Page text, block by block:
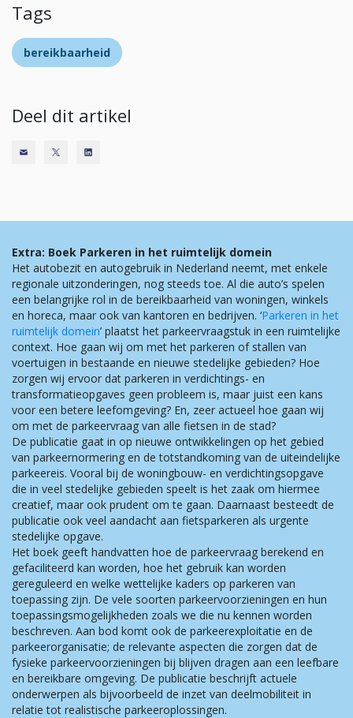
Tags
bereikbaarheid
Deel dit artikel
Extra: Boek Parkeren in het ruimtelijk domein
Het autobezit en autogebruik in Nederland neemt, met enkele
regionale uitzonderingen, nog steeds toe. Al die auto’s spelen
een belangrijke rol in de bereikbaarheid van woningen, winkels
en horeca, maar ook van kantoren en bedrijven. ‘Parkeren in het
ruimtelijk domein’ plaatst het parkeervraagstuk in een ruimtelijke
context. Hoe gaan wij om met het parkeren of stallen van
voertuigen in bestaande en nieuwe stedelijke gebieden? Hoe
zorgen wij ervoor dat parkeren in verdichtings- en
transformatieopgaves geen probleem is, maar juist een kans
voor een betere leefomgeving? En, zeer actueel hoe gaan wij
om met de parkeervraag van alle fietsen in de stad?
De publicatie gaat in op nieuwe ontwikkelingen op het gebied
van parkeernormering en de totstandkoming van de uiteindelijke
parkeereis. Vooral bij de woningbouw- en verdichtingsopgave
die in veel stedelijke gebieden speelt is het zaak om hiermee
creatief, maar ook prudent om te gaan. Daarnaast besteedt de
publicatie ook veel aandacht aan fietsparkeren als urgente
stedelijke opgave.
Het boek geeft handvatten hoe de parkeervraag berekend en
gefaciliteerd kan worden, hoe het gebruik kan worden
gereguleerd en welke wettelijke kaders op parkeren van
toepassing zijn. De vele soorten parkeervoorzieningen en hun
toepassingsmogelijkheden zoals we die nu kennen worden
beschreven. Aan bod komt ook de parkeerexploitatie en de
parkeerorganisatie; de relevante aspecten die zorgen dat de
fysieke parkeervoorzieningen bij blijven dragen aan een leefbare
en bereikbare omgeving. De publicatie beschrijft actuele
onderwerpen als bijvoorbeeld de inzet van deelmobiliteit in
relatie tot realistische parkeeroplossingen.